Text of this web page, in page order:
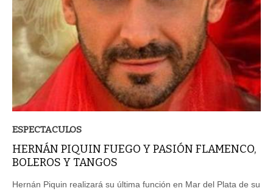
ESPECTACULOS
HERNÁN PIQUIN FUEGO Y PASIÓN FLAMENCO,
BOLEROS Y TANGOS
Hernán Piquin realizará su última función en Mar del Plata de su